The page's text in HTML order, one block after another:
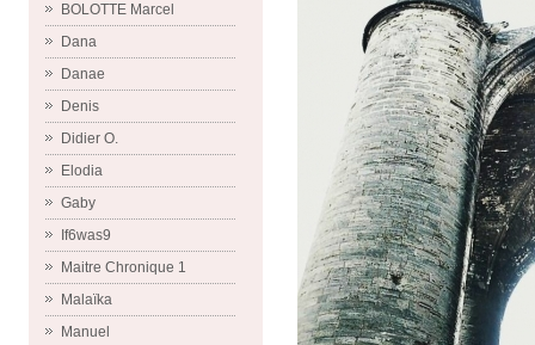
BOLOTTE Marcel
Dana
Danae
Denis
Didier O.
Elodia
Gaby
If6was9
Maitre Chronique 1
Malaïka
Manuel